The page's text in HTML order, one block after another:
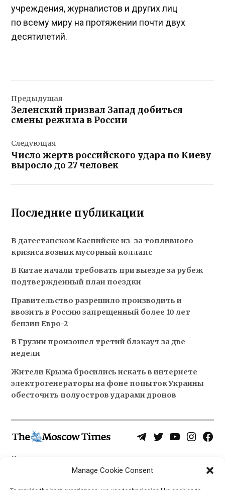
Manage Cookie Consent
учреждения, журналистов и других лиц
по всему миру на протяжении почти двух
десятилетий.
по
записям
Предыдущая
Зеленский призвал Запад добиться
смены режима в России
Следующая
Число жертв российского удара по Киеву
выросло до 27 человек
Последние публикации
В дагестанском Каспийске из-за топливного
кризиса возник мусорный коллапс
В Китае начали требовать при выезде за рубеж
подтвержденный план поездки
Правительство разрешило производить и
ввозить в Россию запрещенный более 10 лет
бензин Евро-2
В Грузии произошел третий блэкаут за две
недели
Жители Крыма бросились искать в интернете
электрогенераторы на фоне попыток Украины
обесточить полуостров ударами дронов
Telegram
TwitterYouTubeInstagram
О нас
Политика конфиденциальности